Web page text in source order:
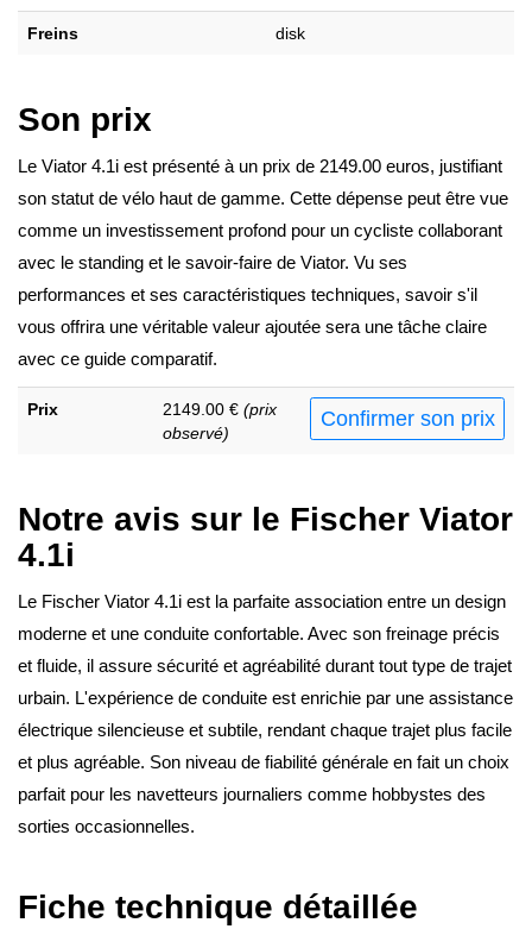
Freins disk
Son prix
Le Viator 4.1i est présenté à un prix de 2149.00 euros, justifiant
son statut de vélo haut de gamme. Cette dépense peut être vue
comme un investissement profond pour un cycliste collaborant
avec le standing et le savoir-faire de Viator. Vu ses
performances et ses caractéristiques techniques, savoir s'il
vous offrira une véritable valeur ajoutée sera une tâche claire
avec ce guide comparatif.
Prix 2149.00 € (prix
observé)
Confirmer son prix
Notre avis sur le Fischer Viator
4.1i
Le Fischer Viator 4.1i est la parfaite association entre un design
moderne et une conduite confortable. Avec son freinage précis
et fluide, il assure sécurité et agréabilité durant tout type de trajet
urbain. L'expérience de conduite est enrichie par une assistance
électrique silencieuse et subtile, rendant chaque trajet plus facile
et plus agréable. Son niveau de fiabilité générale en fait un choix
parfait pour les navetteurs journaliers comme hobbystes des
sorties occasionnelles.
Fiche technique détaillée